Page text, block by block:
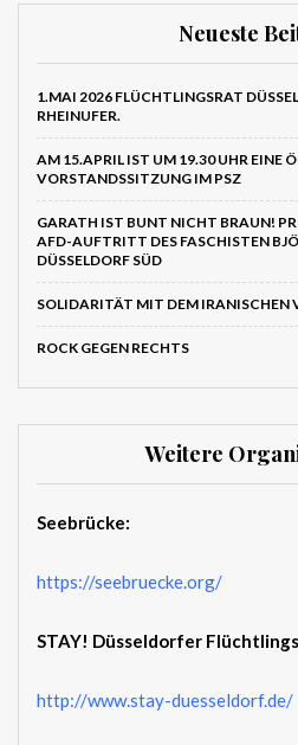
Neueste
1.MAI 2026 FLÜCHTLINGSRAT
RHEINUFER.
AM 15.APRIL IST UM 19.30 UHR EINE
VORSTANDSSITZUNG IM PSZ
GARATH IST BUNT NICHT BRAUN!
AFD-AUFTRITT DES FASCHISTEN
DÜSSELDORF SÜD
SOLIDARITÄT MIT DEM IRANISCHEN
ROCK GEGEN RECHTS
Weitere
Seebrücke:
https://seebruecke.org/
STAY! Düsseldorfer
http://www.stay-duesseldorf.de/